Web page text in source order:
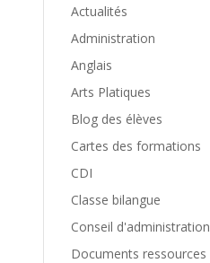
Actualités
Administration
Anglais
Arts Platiques
Blog des élèves
Cartes des formations
CDI
Classe bilangue
Conseil d'administration
Documents ressources